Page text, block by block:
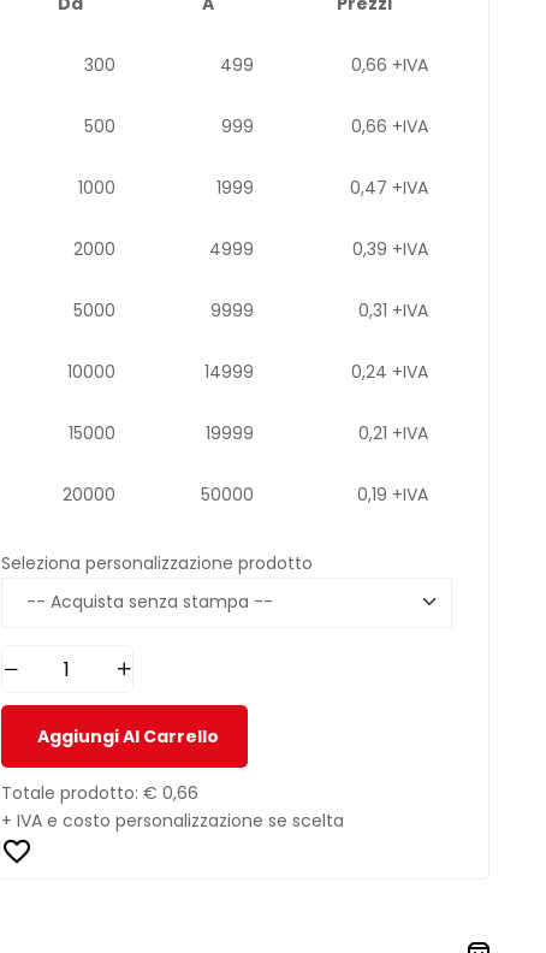
300 499 0,66 +IVA
500 999 0,66 +IVA
1000 1999 0,47 +IVA
2000 4999 0,39 +IVA
5000 9999 0,31 +IVA
10000 14999 0,24 +IVA
15000 19999 0,21 +IVA
20000 50000 0,19 +IVA
Seleziona personalizzazione prodotto
Aggiungi Al Carrello
Totale prodotto: € 0,66
+ IVA e costo personalizzazione se scelta